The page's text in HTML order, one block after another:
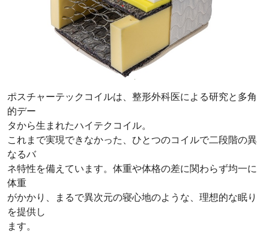
ポスチャーテックコイルは、整形外科医による研究と多角
的デー
タから生まれたハイテクコイル。
これまで実現できなかった、ひとつのコイルで二段階の異
なるバ
ネ特性を備えています。体重や体格の差に関わらず均一に
体重
がかかり、まるで異次元の寝心地のような、理想的な眠り
を提供し
ます。